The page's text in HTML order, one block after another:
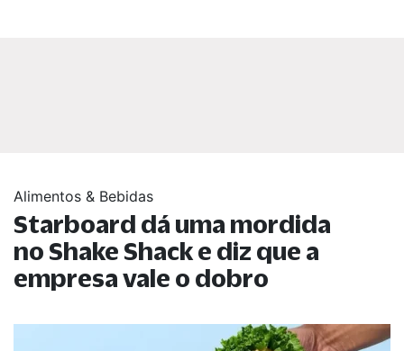
Alimentos & Bebidas
Starboard dá uma mordida
no Shake Shack e diz que a
empresa vale o dobro